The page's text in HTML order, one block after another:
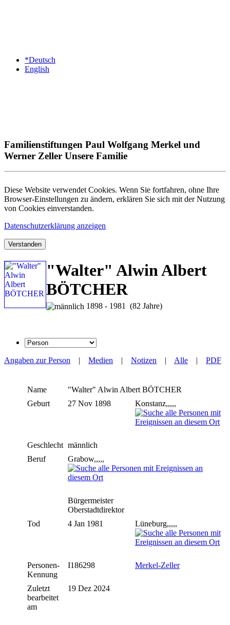
*Deutsch
English
Familienstiftungen Paul Wolfgang Merkel und
Werner Zeller Unsere Familie
Diese Website verwendet Cookies. Wenn Sie fortfahren, ohne Ihre
Browser-Einstellungen zu ändern, erklären Sie sich mit der Nutzung
von Cookies einverstanden.
Datenschutzerklärung anzeigen
Verstanden
"Walter" Alwin Albert
BÖTCHER
1898 - 1981 (82 Jahre)
Angaben zur Person | Medien | Notizen | Alle | PDF
Name "Walter" Alwin Albert BÖTCHER
Geburt
27 Nov 1898 Konstanz,,,,,
Geschlecht männlich
Beruf
Grabow,,,,,
Bürgermeister
Oberstadtdirektor
Tod
4 Jan 1981 Lüneburg,,,,,
Personen-
Kennung
I186298 Merkel-Zeller
Zuletzt
bearbeitet
am
19 Dez 2024